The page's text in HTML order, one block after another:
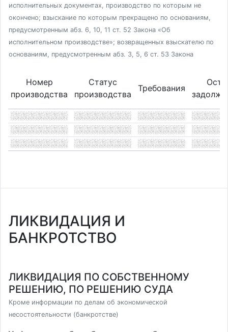
исполнительных документах, производство по которым не
окончено; взыскание по которым прекращено по основаниям,
предусмотренным абз. 6, 10, 11 ст. 52 Закона «Об
исполнительном производстве»; возвращенных взыскателю по
основаниям, предусмотренным абз. 3, 5, 6 ст. 53 Закона
Номер
производства
Статус
производства
Требования
ЛИКВИДАЦИЯ И
БАНКРОТСТВО
ЛИКВИДАЦИЯ ПО СОБСТВЕННОМУ
РЕШЕНИЮ, ПО РЕШЕНИЮ СУДА
Кроме информации по делам об экономической
несостоятельности (банкротстве)